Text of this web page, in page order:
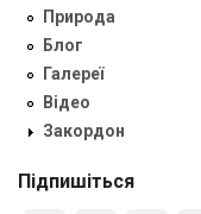
Природа
Блог
Галереї
Відео
Закордон
Підпишіться